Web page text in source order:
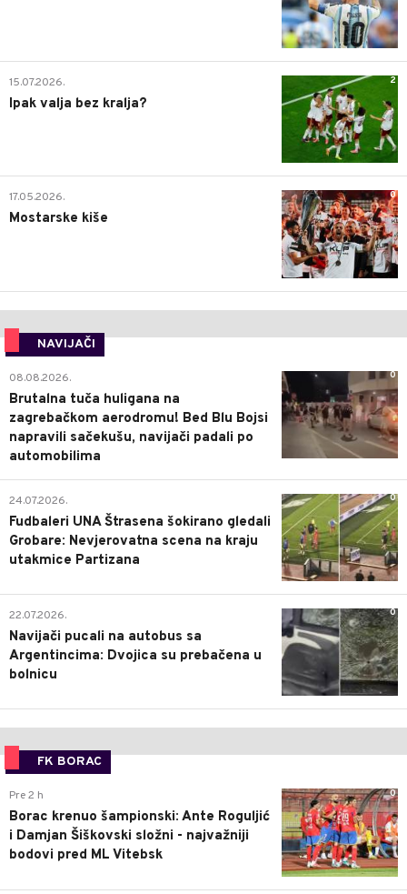
2
15.07.2026.
Ipak valja bez kralja?
0
17.05.2026.
Mostarske kiše
NAVIJAČI
0
08.08.2026.
Brutalna tuča huligana na
zagrebačkom aerodromu! Bed Blu Bojsi
napravili sačekušu, navijači padali po
automobilima
0
24.07.2026.
Fudbaleri UNA Štrasena šokirano gledali
Grobare: Nevjerovatna scena na kraju
utakmice Partizana
0
22.07.2026.
Navijači pucali na autobus sa
Argentincima: Dvojica su prebačena u
bolnicu
FK BORAC
0
Pre 2 h
Borac krenuo šampionski: Ante Roguljić
i Damjan Šiškovski složni - najvažniji
bodovi pred ML Vitebsk